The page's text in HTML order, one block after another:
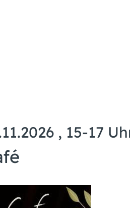
, 15-17